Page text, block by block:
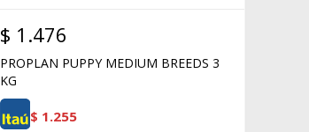
$ 1.476
PROPLAN PUPPY MEDIUM BREEDS 3
KG
$ 1.255